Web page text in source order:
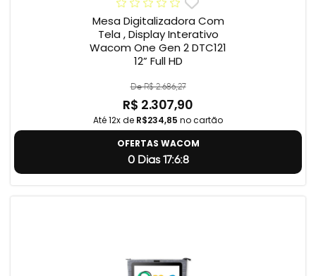
Mesa Digitalizadora Com
Tela , Display Interativo
Wacom One Gen 2 DTC121
12” Full HD
De R$ 2.686,27
R$ 2.307,90
Até 12x de R$234,85 no cartão
OFERTAS WACOM
0 Dias 17:6:7